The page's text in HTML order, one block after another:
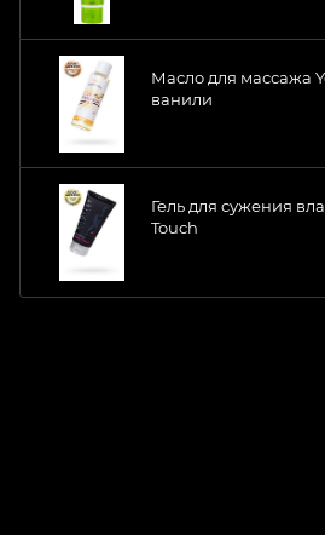
Масло для массажа
ванили
Гель для сужения
Touch